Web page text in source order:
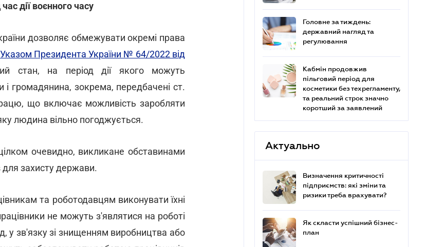
дії воєнного часу
дозволяє обмежувати окремі права
Указом Президента України № 64/2022 від
стан, на період дії якого можуть
громадянина, зокрема, передбачені ст.
що включає можливість заробляти
людина вільно погоджується.
очевидно, викликане обставинами
для захисту держави.
та роботодавцям виконувати їхні
не можуть з'являтися на роботі
у зв'язку зі знищенням виробництва або
Головне за тиждень:
державний нагляд та
регулювання
Кабмін продовжив
пільговий період для
косметики без техрегламенту,
та реальний строк значно
коротший за заявлений
Актуально
Визначення критичності
підприємств: які зміни та
ризики треба врахувати?
Як скласти успішний бізнес-
план